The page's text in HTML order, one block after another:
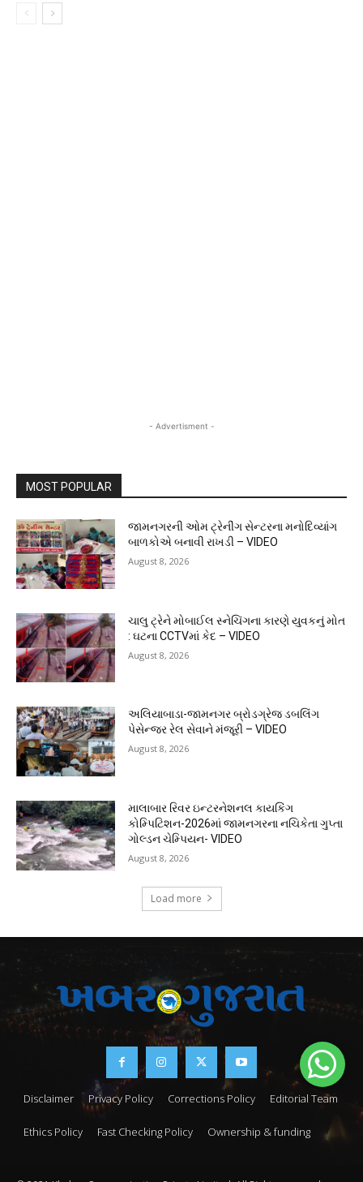
- Advertisment -
MOST POPULAR
જામનગરની ઓમ ટ્રેનીંગ સેન્ટરના મનોદિવ્યાંગ
બાળકોએ બનાવી રાખડી – VIDEO
August 8, 2026
ચાલુ ટ્રેને મોબાઈલ સ્નેચિંગના કારણે યુવકનું મોત
: ઘટના CCTVમાં કેદ – VIDEO
August 8, 2026
અલિયાબાડા-જામનગર બ્રોડગ્રેજ ડબલિંગ
પેસેન્જર રેલ સેવાને મંજૂરી – VIDEO
August 8, 2026
માલાબાર રિવર ઇન્ટરનેશનલ કાયકિંગ
કોમ્પિટિશન-2026માં જામનગરના નચિકેતા ગુપ્તા
ગોલ્ડન ચેમ્પિયન- VIDEO
August 8, 2026
Load more
Disclaimer Privacy Policy Corrections Policy Editorial Team
Ethics Policy Fast Checking Policy Ownership & funding